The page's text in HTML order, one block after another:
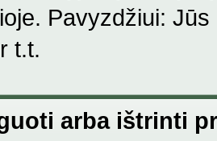
Pavyzdžiui:
t.t.
arba ištrinti